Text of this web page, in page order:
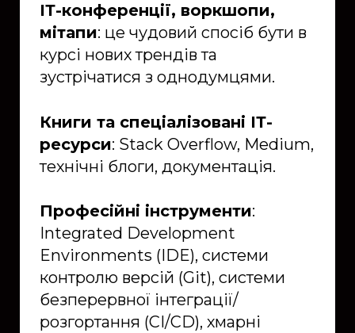
ІТ-конференції, воркшопи,
мітапи: це чудовий спосіб бути в
курсі нових трендів та
зустрічатися з однодумцями.
Книги та спеціалізовані ІТ-
ресурси: Stack Overflow, Medium,
технічні блоги, документація.
Професійні інструменти:
Integrated Development
Environments (IDE), системи
контролю версій (Git), системи
безперервної інтеграції/
розгортання (CI/CD), хмарні